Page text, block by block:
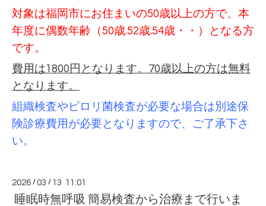
対象は福岡市にお住まいの50歳以上の方で、本
年度に偶数年齢（50歳.52歳.54歳・・）となる方
です。
費用は1800円となります。70歳以上の方は無料
となります。
組織検査やピロリ菌検査が必要な場合は別途保
険診療費用が必要となりますので、ご了承下さ
い。
2026 /03 / 13 11:01
睡眠時無呼吸 簡易検査から治療まで行いま